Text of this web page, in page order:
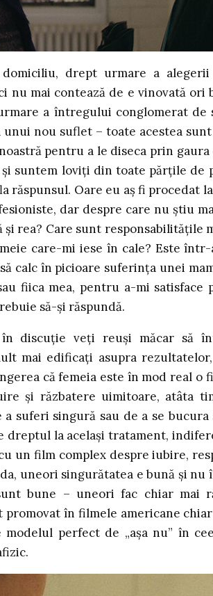
drept urmare a
nu mai contează de e vinovată ori
a întregului conglomerat
nou suflet – toate acestea
pentru a le diseca prin
suntem loviți din toate părțile de
Oare eu aș fi procedat
dar despre care nu știu
și rea? Care sunt responsabilitățile
care-mi iese în cale? Este
calc în picioare suferința unei
fiica mea, pentru a-mi satisface
să-și răspundă.
discuție veți reuși măcar să
mai edificați asupra
că femeia este în mod real o
și răzbatere uimitoare, atâta
suferi singură sau de a se bucura
dreptul la același tratament,
un film complex despre iubire,
uneori singurătatea e bună și nu
bune – uneori fac chiar mai
promovat în filmele americane
modelul perfect de „așa nu” în